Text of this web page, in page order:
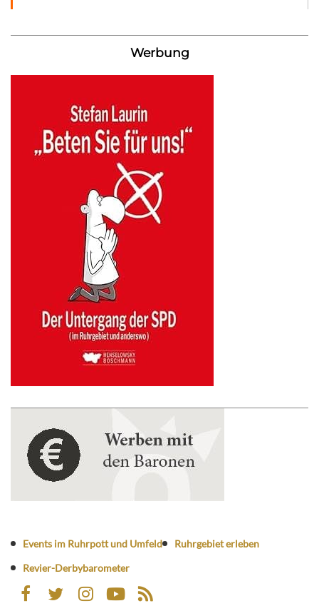
Werbung
Events im Ruhrpott und Umfeld
Ruhrgebiet erleben
Revier-Derbybarometer